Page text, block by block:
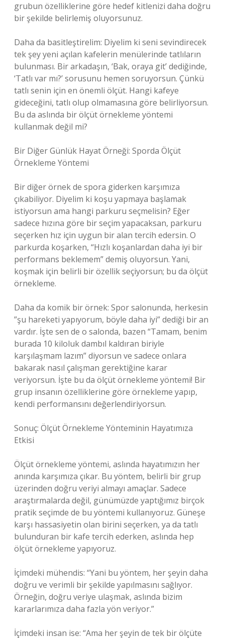
grubun özelliklerine göre hedef kitlenizi daha doğru
bir şekilde belirlemiş oluyorsunuz.
Daha da basitleştirelim: Diyelim ki seni sevindirecek
tek şey yeni açılan kafelerin menülerinde tatlıların
bulunması. Bir arkadaşın, ‘Bak, oraya git’ dediğinde,
‘Tatlı var mı?’ sorusunu hemen soruyorsun. Çünkü
tatlı senin için en önemli ölçüt. Hangi kafeye
gideceğini, tatlı olup olmamasına göre belirliyorsun.
Bu da aslında bir ölçüt örnekleme yöntemi
kullanmak değil mi?
Bir Diğer Günlük Hayat Örneği: Sporda Ölçüt
Örnekleme Yöntemi
Bir diğer örnek de spora giderken karşımıza
çıkabiliyor. Diyelim ki koşu yapmaya başlamak
istiyorsun ama hangi parkuru seçmelisin? Eğer
sadece hızına göre bir seçim yapacaksan, parkuru
seçerken hız için uygun bir alan tercih edersin. O
parkurda koşarken, “Hızlı koşanlardan daha iyi bir
performans beklemem” demiş oluyorsun. Yani,
koşmak için belirli bir özellik seçiyorsun; bu da ölçüt
örnekleme.
Daha da komik bir örnek: Spor salonunda, herkesin
”şu hareketi yapıyorum, böyle daha iyi” dediği bir an
vardır. İşte sen de o salonda, bazen “Tamam, benim
burada 10 kiloluk dambıl kaldıran biriyle
karşılaşmam lazım” diyorsun ve sadece onlara
bakarak nasıl çalışman gerektiğine karar
veriyorsun. İşte bu da ölçüt örnekleme yöntemi! Bir
grup insanın özelliklerine göre örnekleme yapıp,
kendi performansını değerlendiriyorsun.
Sonuç: Ölçüt Örnekleme Yönteminin Hayatımıza
Etkisi
Ölçüt örnekleme yöntemi, aslında hayatımızın her
anında karşımıza çıkar. Bu yöntem, belirli bir grup
üzerinden doğru veriyi almayı amaçlar. Sadece
araştırmalarda değil, günümüzde yaptığımız birçok
pratik seçimde de bu yöntemi kullanıyoruz. Güneşe
karşı hassasiyetin olan birini seçerken, ya da tatlı
bulunduran bir kafe tercih ederken, aslında hep
ölçüt örnekleme yapıyoruz.
İçimdeki mühendis: “Yani bu yöntem, her şeyin daha
doğru ve verimli bir şekilde yapılmasını sağlıyor.
Örneğin, doğru veriye ulaşmak, aslında bizim
kararlarımıza daha fazla yön veriyor.”
İçimdeki insan ise: “Ama her şeyin de tek bir ölçüte